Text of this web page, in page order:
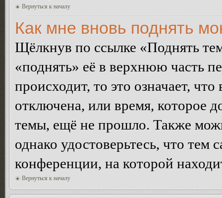
Вернуться к началу
Как мне вновь поднять
Щёлкнув по ссылке «Поднять
«поднять» её в верхнюю часть
происходит, то это означает,
отключена, или время, которое
темы, ещё не прошло. Также
однако удостоверьтесь, что
конференции, на которой
Вернуться к началу